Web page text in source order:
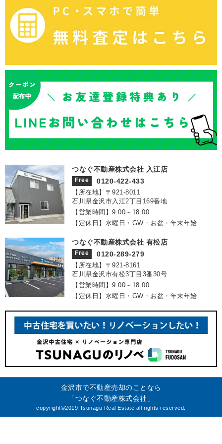
つなぐ不動産株式会社 入江店
Free 0120-422-433
【所在地】〒921‐8011
石川県金沢市入江2丁目169番地
【営業時間】9:00～18:00
【定休日】水曜日・GW・お盆・年末年始
つなぐ不動産株式会社 有松店
Free 0120-289-279
【所在地】〒921‐8161
石川県金沢市有松3丁目3番30号
【営業時間】9:00～18:00
【定休日】水曜日・GW・お盆・年末年始
金沢市で不動産売却のことなら
「つなぐ不動産株式会社」
copyright©2019 Tsunagu Real Estate all rights reserved.